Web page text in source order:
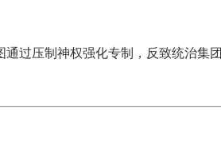
通过压制神权强化专制，反致统治集团